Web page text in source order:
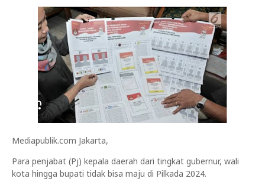
Mediapublik.com Jakarta,
Para penjabat (Pj) kepala daerah dari tingkat gubernur, wali
kota hingga bupati tidak bisa maju di Pilkada 2024.